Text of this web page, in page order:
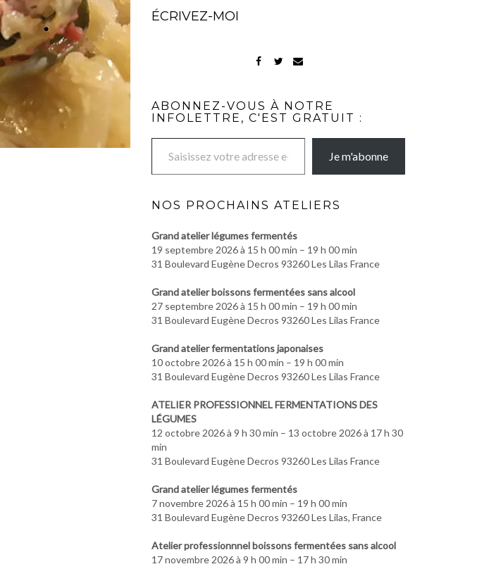
ÉCRIVEZ-MOI
ABONNEZ-VOUS À NOTRE
INFOLETTRE, C'EST GRATUIT :
Saisissez votre adresse e-mail…
Je m'abonne
NOS PROCHAINS ATELIERS
Grand atelier légumes fermentés
19 septembre 2026 à 15 h 00 min – 19 h 00 min
31 Boulevard Eugène Decros 93260 Les Lilas France
Grand atelier boissons fermentées sans alcool
27 septembre 2026 à 15 h 00 min – 19 h 00 min
31 Boulevard Eugène Decros 93260 Les Lilas France
Grand atelier fermentations japonaises
10 octobre 2026 à 15 h 00 min – 19 h 00 min
31 Boulevard Eugène Decros 93260 Les Lilas France
ATELIER PROFESSIONNEL FERMENTATIONS DES
LÉGUMES
12 octobre 2026 à 9 h 30 min – 13 octobre 2026 à 17 h 30
min
31 Boulevard Eugène Decros 93260 Les Lilas France
Grand atelier légumes fermentés
7 novembre 2026 à 15 h 00 min – 19 h 00 min
31 Boulevard Eugène Decros 93260 Les Lilas, France
Atelier professionnnel boissons fermentées sans alcool
17 novembre 2026 à 9 h 00 min – 17 h 30 min